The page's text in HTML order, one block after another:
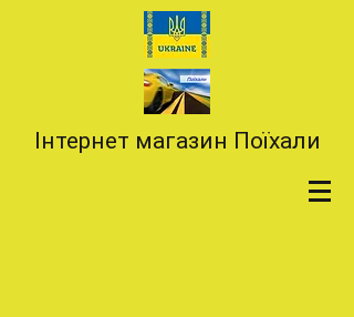
Інтернет магазин Поїхали